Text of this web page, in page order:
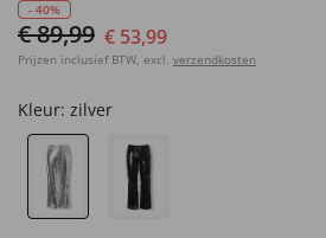
- 40%
€ 89,99 € 53,99
Prijzen inclusief BTW, excl. verzendkosten
Kleur: zilver